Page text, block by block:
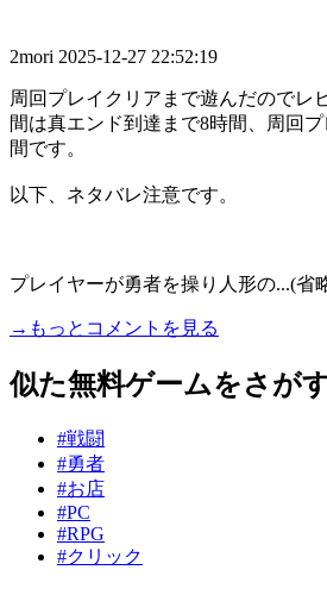
2mori 2025-12-27 22:52:19
周回プレイクリアまで遊んだのでレ
間は真エンド到達まで8時間、周回
間です。
以下、ネタバレ注意です。
プレイヤーが勇者を操り人形の...(省
→もっとコメントを見る
似た無料ゲームをさがす
#戦闘
#勇者
#お店
#PC
#RPG
#クリック